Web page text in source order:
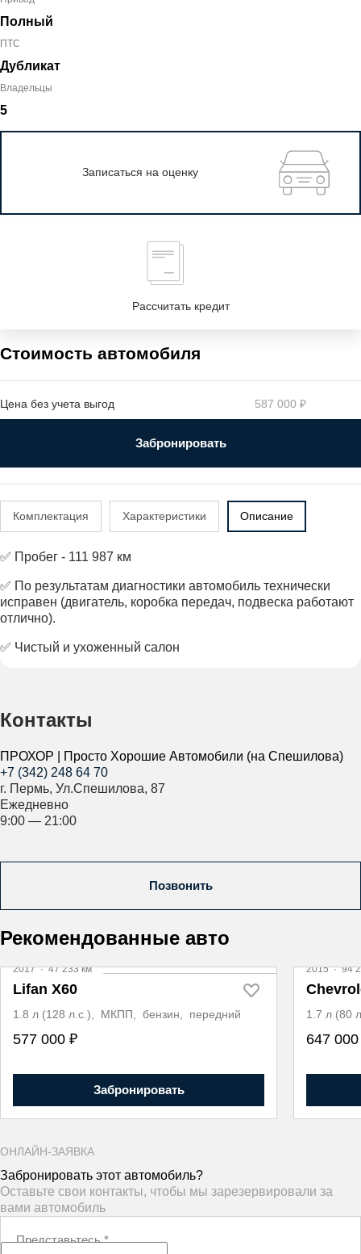
Полный
ПТС
Дубликат
Владельцы
5
Записаться на оценку
Рассчитать кредит
Стоимость автомобиля
Цена без учета выгод 587 000 ₽
Забронировать
Комплектация Характеристики Описание
✅ Пробег - 111 987 км
✅ По результатам диагностики автомобиль технически
исправен (двигатель, коробка передач, подвеска работают
отлично).
✅ Чистый и ухоженный салон
Контакты
ПРОХОР | Просто Хорошие Автомобили (на Спешилова)
+7 (342) 248 64 70
г. Пермь, Ул.Спешилова, 87
Ежедневно
9:00 — 21:00
Позвонить
Рекомендованные авто
Видео
2017·47 233 км
Lifan X60
1.8 л (128 л.с.), МКПП, бензин, передний
577 000 ₽
Забронировать
2015·94
1.7 л (80
647
ОНЛАЙН-ЗАЯВКА
Забронировать этот автомобиль?
Оставьте свои контакты, чтобы мы зарезервировали за
вами автомобиль
Представьтесь*